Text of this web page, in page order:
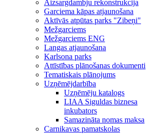
Aizsargdambju rekonstrukcija
Garciema kāpas atjaunošana
Aktīvās atpūtas parks "Zibeņi"
Mežgarciems
Mežgarciems ENG
Langas atjaunošana
Karlsona parks
Attīstības plānošanas dokumenti
Tematiskais plānojums
Uzņēmējdarbība
Uzņēmēju katalogs
LIAA Siguldas biznesa
inkubators
Samazināta nomas maksa
Carnikavas pamatskolas